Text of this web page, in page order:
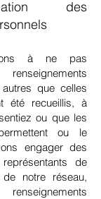
des
à ne pas
que celles
été recueillis, à
ou que les
ou le
engager des
de
notre réseau,